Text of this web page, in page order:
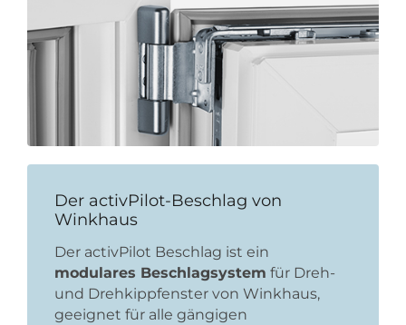
Der activPilot-Beschlag von
Winkhaus
Der activPilot Beschlag ist ein
modulares Beschlagsystem für Dreh-
und Drehkippfenster von Winkhaus,
geeignet für alle gängigen